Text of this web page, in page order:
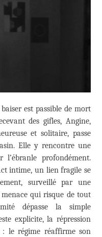
est passible de mort
des gifles, Angine,
et solitaire, passe
Elle y rencontre une
profondément.
intime, un lien fragile se
surveillé par une
qui risque de tout
dépasse la simple
explicite, la répression
: le régime réaffirme son